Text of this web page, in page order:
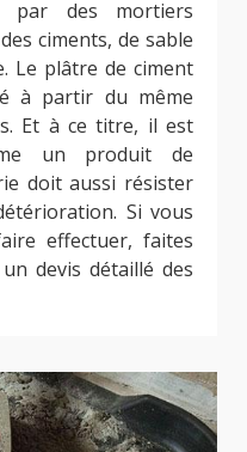
par des mortiers
ciments, de sable
Le plâtre de ciment
à partir du même
Et à ce titre, il est
un produit de
doit aussi résister
Si vous
effectuer, faites
devis détaillé des